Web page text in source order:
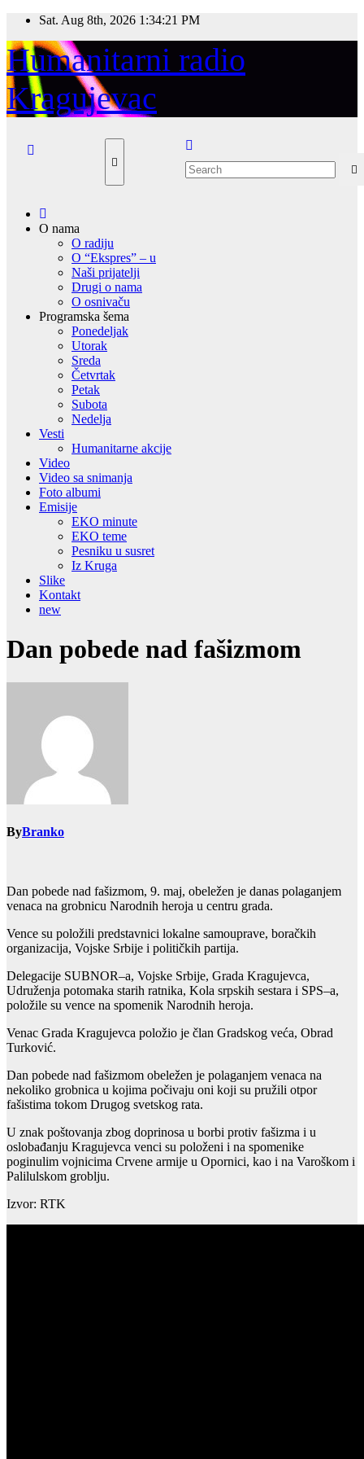
Skip
content
Sat. Aug 8th, 2026 1:34:21 PM
Humanitarni radio
Kragujevac
O nama
O radiju
O “Ekspres” – u
Naši prijatelji
Drugi o nama
O osnivaču
Programska šema
Ponedeljak
Utorak
Sreda
Četvrtak
Petak
Subota
Nedelja
Vesti
Humanitarne akcije
Video
Video sa snimanja
Foto albumi
Emisije
EKO minute
EKO teme
Pesniku u susret
Iz Kruga
Slike
Kontakt
new
Dan pobede nad fašizmom
ByBranko
Dan pobede nad fašizmom, 9. maj, obeležen je danas polaganjem
venaca na grobnicu Narodnih heroja u centru grada.
Vence su položili predstavnici lokalne samouprave, boračkih
organizacija, Vojske Srbije i političkih partija.
Delegacije SUBNOR–a, Vojske Srbije, Grada Kragujevca,
Udruženja potomaka starih ratnika, Kola srpskih sestara i SPS–a,
položile su vence na spomenik Narodnih heroja.
Venac Grada Kragujevca položio je član Gradskog veća, Obrad
Turković.
Dan pobede nad fašizmom obeležen je polaganjem venaca na
nekoliko grobnica u kojima počivaju oni koji su pružili otpor
fašistima tokom Drugog svetskog rata.
U znak poštovanja zbog doprinosa u borbi protiv fašizma i u
oslobađanju Kragujevca venci su položeni i na spomenike
poginulim vojnicima Crvene armije u Opornici, kao i na Varoškom i
Palilulskom groblju.
Izvor: RTK